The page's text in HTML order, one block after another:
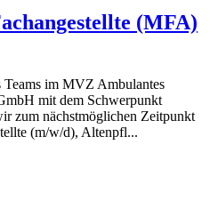
(MFA)
Teams im MVZ Ambulantes
mit dem Schwerpunkt
zum nächstmöglichen Zeitpunkt
(m/w/d), Altenpfl...